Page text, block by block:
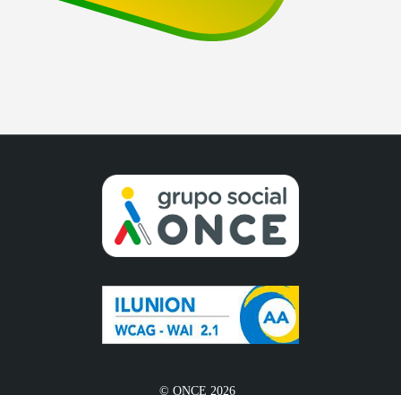
© ONCE 2026